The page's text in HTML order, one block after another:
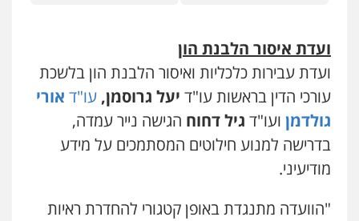
ועדת איסור הלבנת הון
ועדת עבירות כלכליות ואיסור הלבנת הון בלשכת
עורכי הדין בראשות עו"ד יעל גרוסמן, עו"ד אורי
גולדמן ועו"ד גיל דחוח הגישה נייר עמדה,
בדרישה למנוע חילוטים המסתמכים על מידע
מודיעיני.
"הוועדה מתנגדת באופן קטגורי להחדרת ראיות